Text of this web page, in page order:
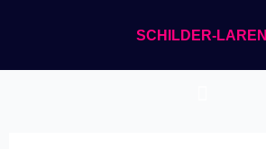
SCHILDER-LAREN